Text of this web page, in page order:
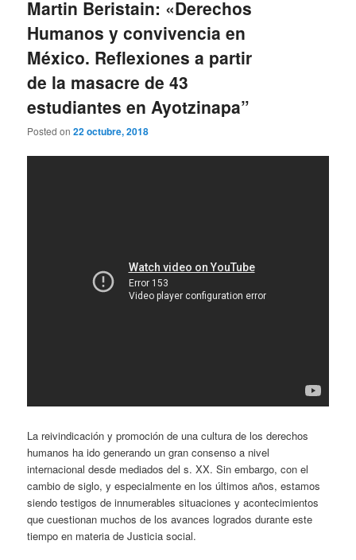
Martin Beristain: «Derechos
Humanos y convivencia en
México. Reflexiones a partir
de la masacre de 43
estudiantes en Ayotzinapa”
Posted on22 octubre, 2018
La reivindicación y promoción de una cultura de los derechos
humanos ha ido generando un gran consenso a nivel
internacional desde mediados del s. XX. Sin embargo, con el
cambio de siglo, y especialmente en los últimos años, estamos
siendo testigos de innumerables situaciones y acontecimientos
que cuestionan muchos de los avances logrados durante este
tiempo en materia de Justicia social.